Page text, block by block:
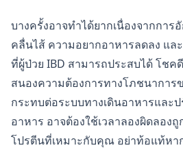
บางครั้งอาจทำได้ยากเนื่องจากการ
คลื่นไส้ ความอยากอาหารลดลง แล
ที่ผู้ป่วย IBD สามารถประสบได้ โชค
สนองความต้องการทางโภชนาการ
กระทบต่อระบบทางเดินอาหารและ
อาหาร อาจต้องใช้เวลาลองผิดลอง
โปรตีนที่เหมาะกับคุณ อย่าท้อแท้ห